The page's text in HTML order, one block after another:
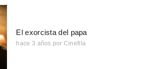
El exorcista del papa
hace 3 años por Cinefila